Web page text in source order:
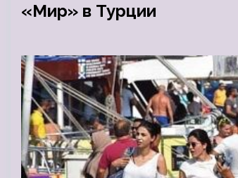
«Мир» в Турции